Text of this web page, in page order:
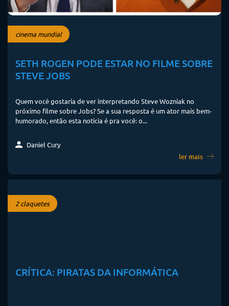
cinema mundial
SETH ROGEN PODE ESTAR NO FILME SOBRE
STEVE JOBS
Quem você gostaria de ver interpretando Steve Wozniak no
próximo filme sobre Jobs? Se a sua resposta é um ator mais bem-
humorado, então esta notícia é pra você: o...
Daniel Cury
ler mais
2 claquetes
CRÍTICA: PIRATAS DA INFORMÁTICA